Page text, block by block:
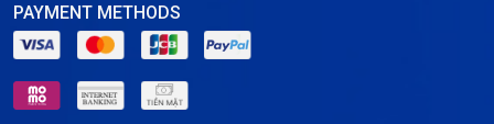
PAYMENT METHODS